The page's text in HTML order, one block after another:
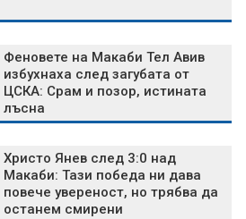
Феновете на Макаби Тел Авив
избухнаха след загубата от
ЦСКА: Срам и позор, истината
лъсна
Христо Янев след 3:0 над
Макаби: Тази победа ни дава
повече увереност, но трябва да
останем смирени